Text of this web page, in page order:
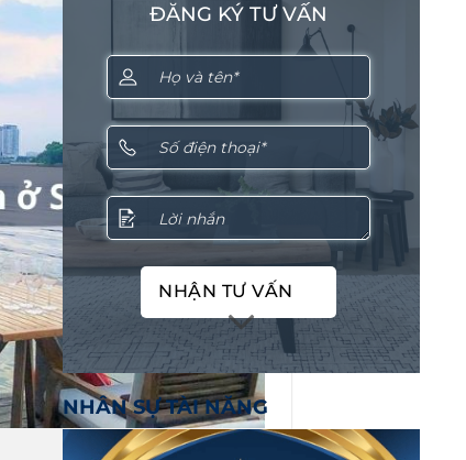
ĐĂNG KÝ TƯ VẤN
NHẬN TƯ VẤN
NHÂN SỰ TÀI NĂNG